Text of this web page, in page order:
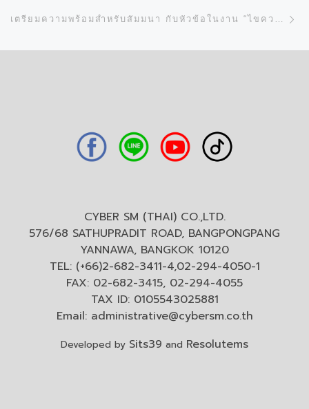
เตรียมความพร้อมสำหรับสัมมนา กับหัวข้อในงาน “ไขความลับของการพิมพ์ยูวี ”
CYBER SM (THAI) CO.,LTD.
576/68 SATHUPRADIT ROAD, BANGPONGPANG
YANNAWA, BANGKOK 10120
TEL: (+66)2-682-3411-4,02-294-4050-1
FAX: 02-682-3415, 02-294-4055
TAX ID: 0105543025881
Email: administrative@cybersm.co.th
Developed by Sits39 and Resolutems